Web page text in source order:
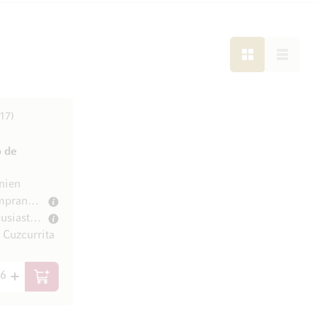
LISTE
17
de
100% Tempranillo
Wine Enthusiast 92/100
Cuzcurrita
/ l) In den Warenkorb